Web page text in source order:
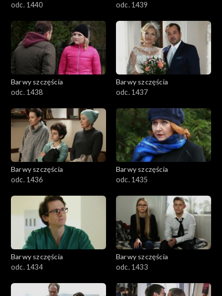
odc. 1440
odc. 1439
Barwy szczęścia
odc. 1438
Barwy szczęścia
odc. 1437
Barwy szczęścia
odc. 1436
Barwy szczęścia
odc. 1435
Barwy szczęścia
odc. 1434
Barwy szczęścia
odc. 1433